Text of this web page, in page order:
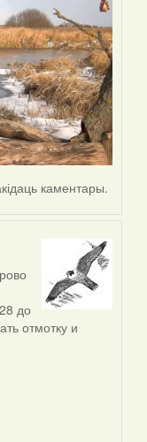
каментары.
до
отмотку и